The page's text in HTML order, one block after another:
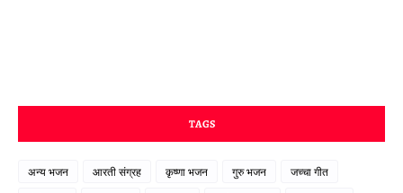
TAGS
अन्य भजन आरती संग्रह कृष्णा भजन गुरु भजन जच्चा गीत